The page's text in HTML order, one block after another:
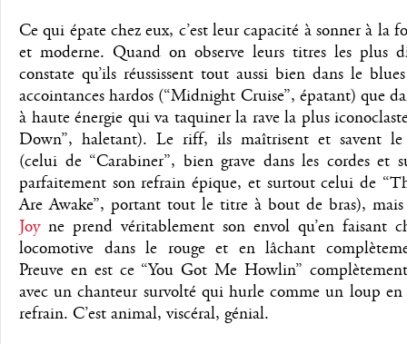
Ce qui épate chez eux, c’est leur capacité à sonner à la
et moderne. Quand on observe leurs titres les plus
constate qu’ils réussissent tout aussi bien dans le
accointances hardos (“Midnight Cruise”, épatant) que
à haute énergie qui va taquiner la rave la plus
Down”, haletant). Le riff, ils maîtrisent et savent le
(celui de “Carabiner”, bien grave dans les cordes et
parfaitement son refrain épique, et surtout celui de
Are Awake”, portant tout le titre à bout de bras),
Joyne prend véritablement son envol qu’en faisant
locomotive dans le rouge et en lâchant
Preuve en est ce “You Got Me Howlin”
avec un chanteur survolté qui hurle comme un loup
refrain. C’est animal, viscéral, génial.